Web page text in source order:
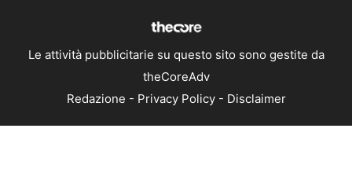
Le attività pubblicitarie su questo sito sono gestite da
theCoreAdv
Redazione - Privacy Policy- Disclaimer